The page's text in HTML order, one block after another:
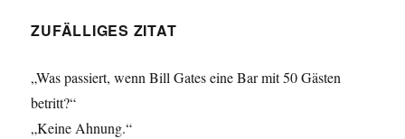
ZUFÄLLIGES ZITAT
„Was passiert, wenn Bill Gates eine Bar mit 50 Gästen
betritt?“
„Keine Ahnung.“